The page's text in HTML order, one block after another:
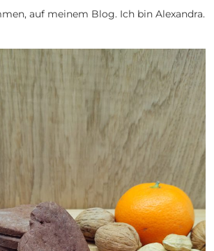
auf meinem Blog. Ich bin Alexandra.